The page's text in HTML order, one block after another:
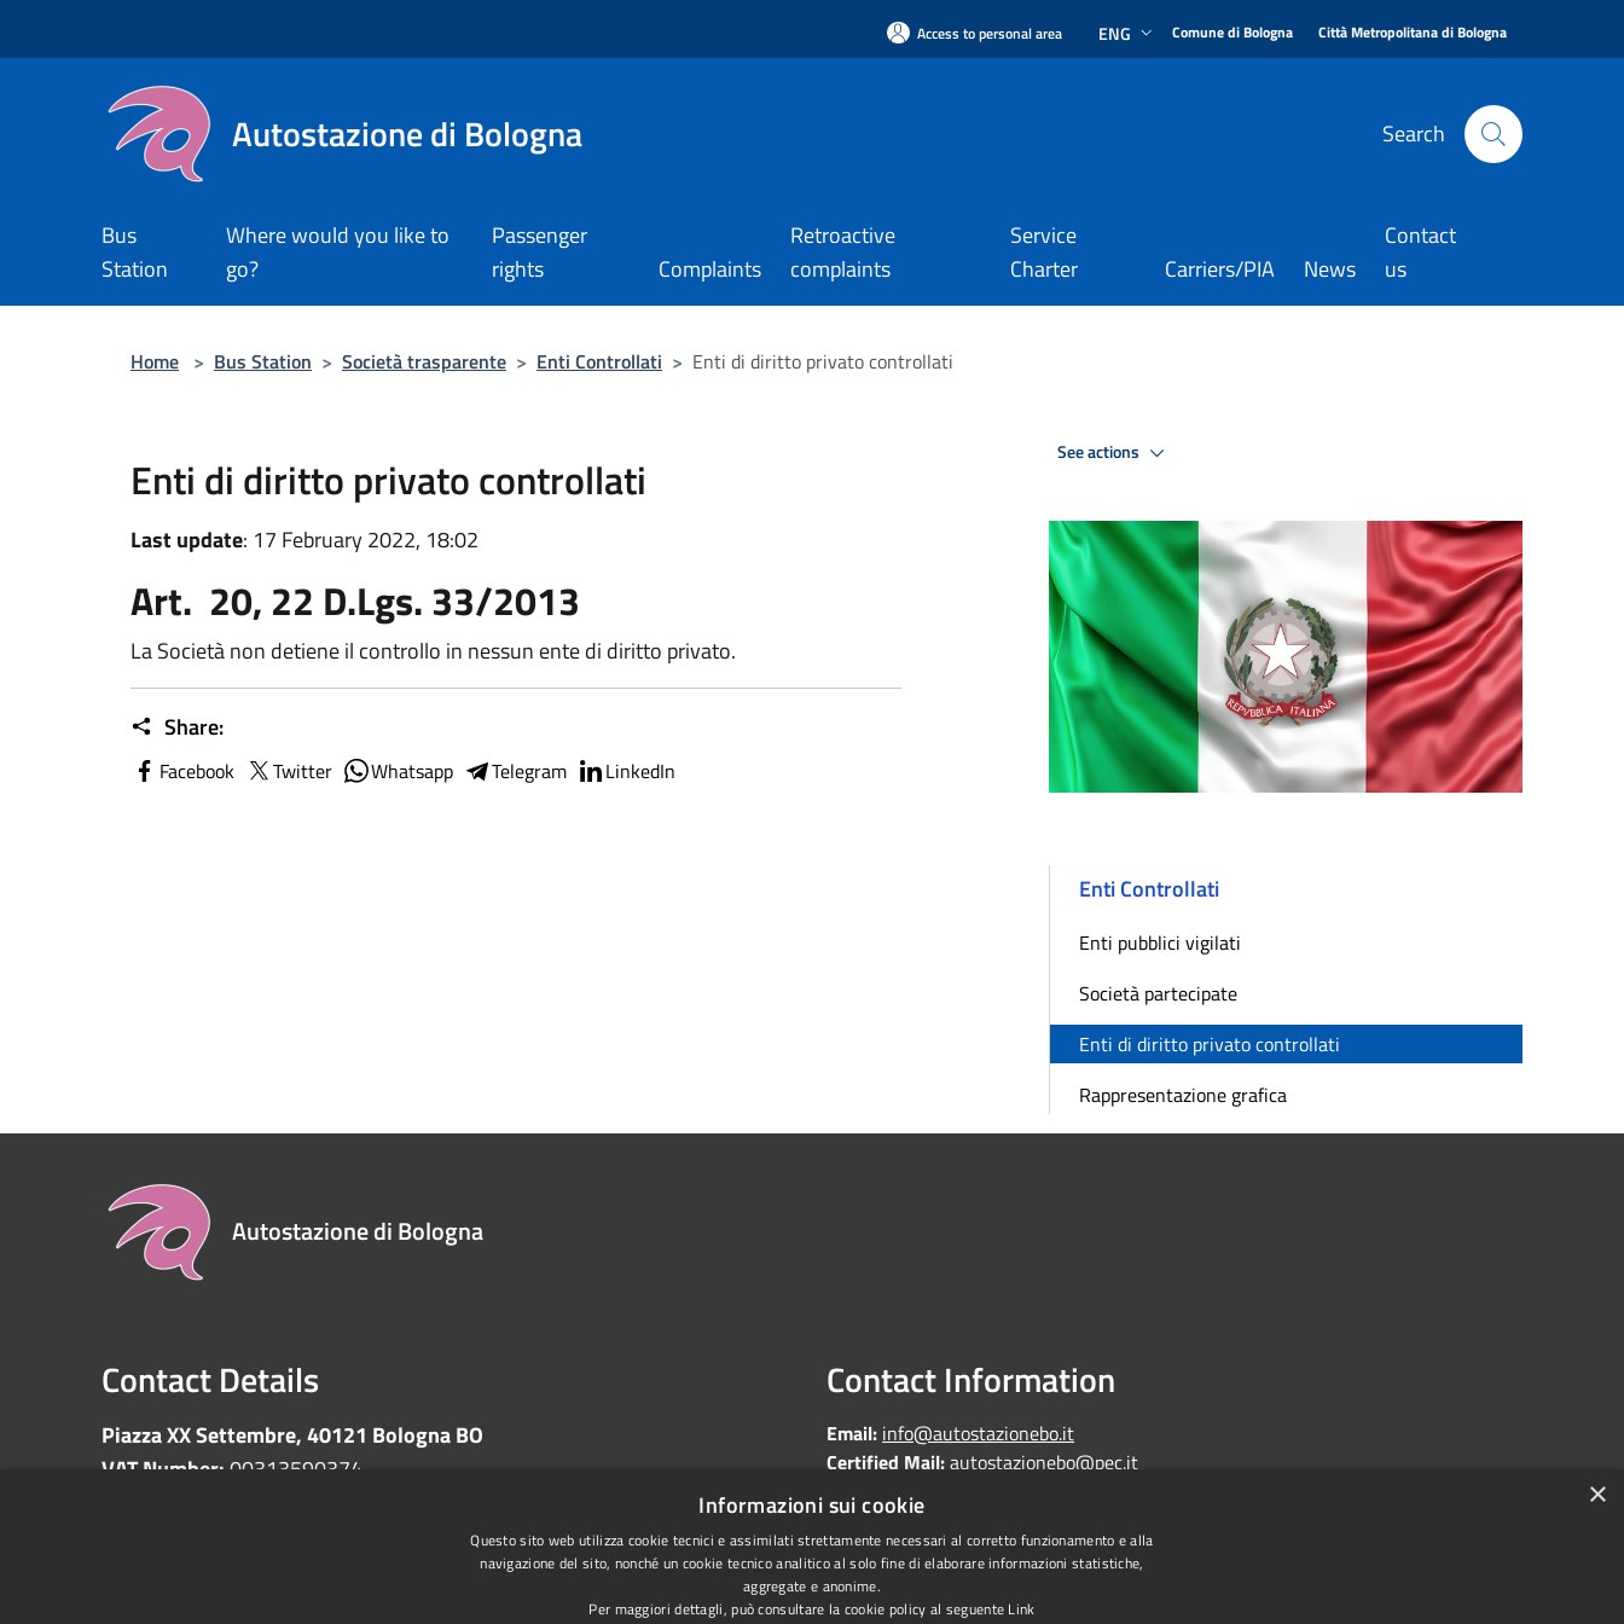
Access to personal area ENG Comune di Bologna Città Metropolitana di Bologna
Autostazione di Bologna Search
Bus
Station
Where would you like to
go?
Passenger
rights
Complaints
Retroactive
complaints
Service
Charter
Carriers/PIA News
Contact
us
Home > Bus Station > Società trasparente > Enti Controllati > Enti di diritto privato controllati
Enti di diritto privato controllati
Last update: 17 February 2022, 18:02
Art. 20, 22 D.Lgs. 33/2013
La Società non detiene il controllo in nessun ente di diritto privato.
Share:
Facebook Twitter Whatsapp Telegram LinkedIn
See actions
Enti Controllati
Enti pubblici vigilati
Società partecipate
Enti di diritto privato controllati
Rappresentazione grafica
Autostazione di Bologna
Contact Details
Piazza XX Settembre, 40121 Bologna BO
VAT Number:00313590374
Contact Information
Email: info@autostazionebo.it
Certified Mail:autostazionebo@pec.it
Copyright © 2026 • Autostazione di Bologna • Powered by
×
Informazioni sui cookie
Questo sito web utilizza cookie tecnici e assimilati strettamente necessari al corretto funzionamento e alla
navigazione del sito, nonché un cookie tecnico analitico al solo fine di elaborare informazioni statistiche,
aggregate e anonime.
Per maggiori dettagli, può consultare la cookie policy al seguente Link